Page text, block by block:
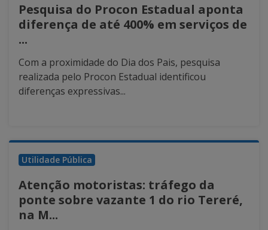
Pesquisa do Procon Estadual aponta
diferença de até 400% em serviços de
...
Com a proximidade do Dia dos Pais, pesquisa
realizada pelo Procon Estadual identificou
diferenças expressivas...
Utilidade Pública
Atenção motoristas: tráfego da
ponte sobre vazante 1 do rio Tereré,
na M...